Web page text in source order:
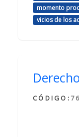
momento
vicios de los
CÓDIGO: